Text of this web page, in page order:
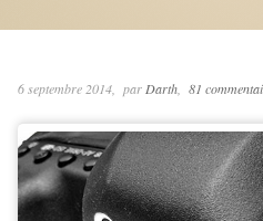
6 septembre 2014 parDarth 81